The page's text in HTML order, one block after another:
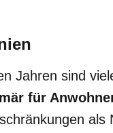
Jahren sind
für